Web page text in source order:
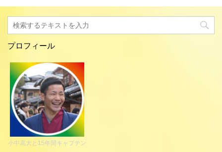
プロフィール
小中高大と15年間キャプテン